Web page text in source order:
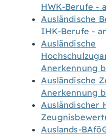
HWK-Berufe -
Ausländische
IHK-Berufe -
Ausländische
Anerkennung
Ausländische
Anerkennung
Ausländischer
Auslands-